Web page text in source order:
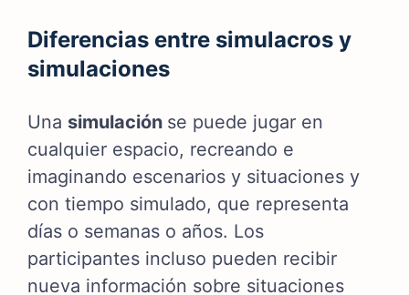
Diferencias entre simulacros y
simulaciones
Una simulación se puede jugar en
cualquier espacio, recreando e
imaginando escenarios y situaciones y
con tiempo simulado, que representa
días o semanas o años. Los
participantes incluso pueden recibir
nueva información sobre situaciones